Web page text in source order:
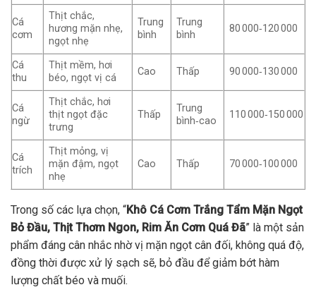
Cá
cơm
Thịt chắc,
hương mặn nhẹ,
ngọt nhẹ
Trung
bình
Trung
bình
80 000‑120 000
Cá
thu
Thịt mềm, hơi
béo, ngọt vị cá
Cao Thấp 90 000‑130 000
Cá
ngừ
Thịt chắc, hơi
thịt ngọt đặc
trưng
Thấp
Trung
bình‑cao
110 000‑150 000
Cá
trích
Thịt mỏng, vị
mặn đậm, ngọt
nhẹ
Cao Thấp 70 000‑100 000
Trong số các lựa chọn, “Khô Cá Cơm Trắng Tẩm Mặn Ngọt
Bỏ Đầu, Thịt Thơm Ngon, Rim Ăn Cơm Quá Đã” là một sản
phẩm đáng cân nhắc nhờ vị mặn ngọt cân đối, không quá độ,
đồng thời được xử lý sạch sẽ, bỏ đầu để giảm bớt hàm
lượng chất béo và muối.